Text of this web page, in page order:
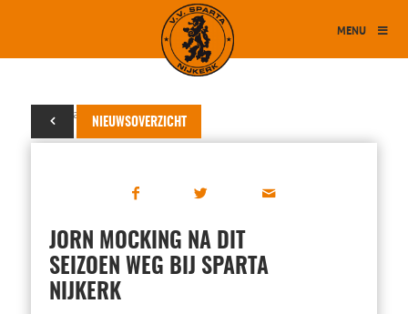
MENU
NIEUWSOVERZICHT
13 januari 2017
JORN MOCKING NA DIT
SEIZOEN WEG BIJ SPARTA
NIJKERK